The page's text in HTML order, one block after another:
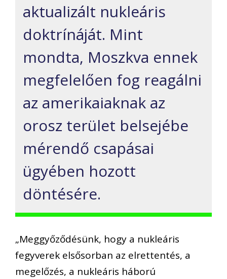
aktualizált nukleáris
doktrínáját. Mint
mondta, Moszkva ennek
megfelelően fog reagálni
az amerikaiaknak az
orosz terület belsejébe
mérendő csapásai
ügyében hozott
döntésére.
„Meggyőződésünk, hogy a nukleáris
fegyverek elsősorban az elrettentés, a
megelőzés, a nukleáris háború